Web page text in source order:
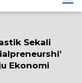
Sekali
Ekonomi